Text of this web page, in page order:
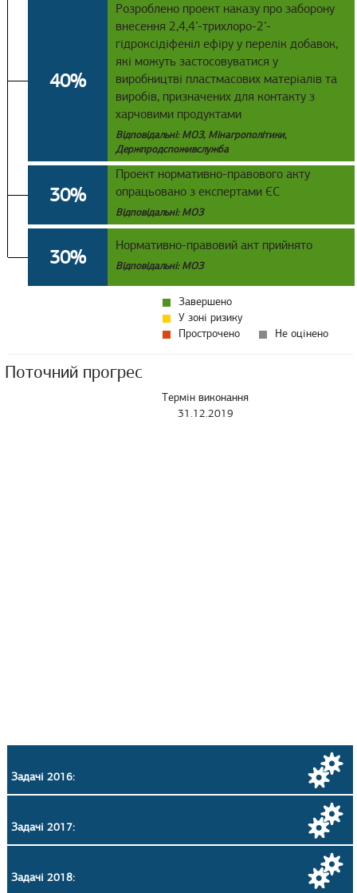
40%
Розроблено проект наказу про заборону
внесення 2,4,4’-трихлоро-2’-
гідроксідіфеніл ефіру у перелік добавок,
які можуть застосовуватися у
виробництві пластмасових матеріалів та
виробів, призначених для контакту з
харчовими продуктами
Відповідальні: МОЗ, Мінагрополітики,
Держпродспоживслужба
30%
Проект нормативно-правового акту
опрацьовано з експертами ЄС
Відповідальні: МОЗ
30% Нормативно-правовий акт прийнято
Відповідальні: МОЗ
Завершено
У зоні ризику
Прострочено
Не оцінено
Поточний прогрес
Термін виконання
31.12.2019
Задачі 2016:
Задачі 2017:
Задачі 2018: